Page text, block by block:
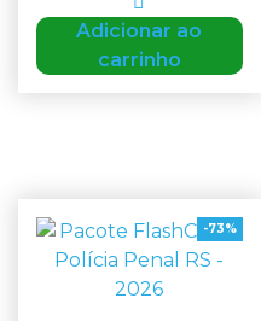
Adicionar ao
carrinho
-73%